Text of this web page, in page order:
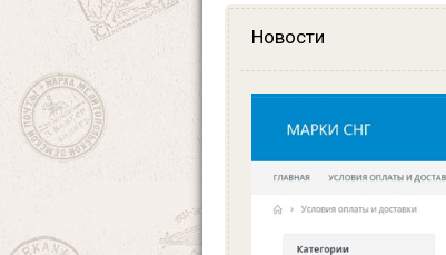
Новости